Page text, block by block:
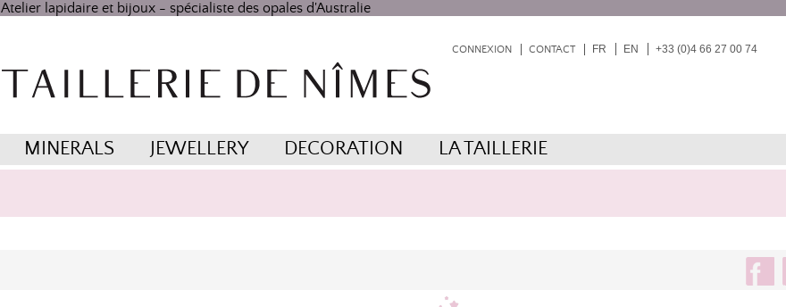
Atelier lapidaire et bijoux - spécialiste des opales d'Australie
CONNEXION CONTACT FR EN +33 (0)4 66 27 00 74
MINERALS JEWELLERY DECORATION LA TAILLERIE